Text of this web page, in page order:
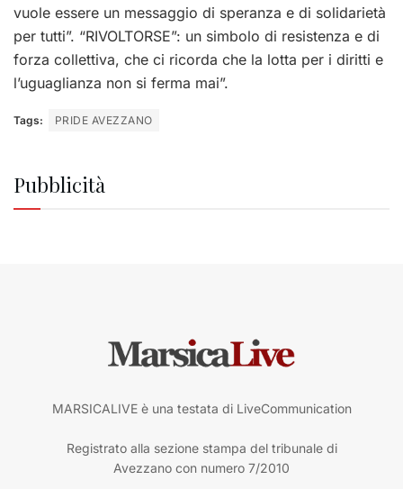
vuole essere un messaggio di speranza e di solidarietà
per tutti”. “RIVOLTORSE”: un simbolo di resistenza e di
forza collettiva, che ci ricorda che la lotta per i diritti e
l’uguaglianza non si ferma mai”.
Tags: PRIDE AVEZZANO
Pubblicità
MARSICALIVE è una testata di LiveCommunication
Registrato alla sezione stampa del tribunale di
Avezzano con numero 7/2010